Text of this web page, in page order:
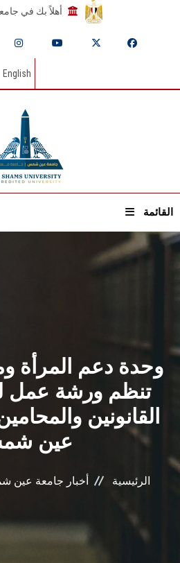
أهلاً بك في
English
القائمة
وحدة دعم المرأة
تنظم ورشة عمل
القانونين
عين
الرئيسية أخبار جامعة عين